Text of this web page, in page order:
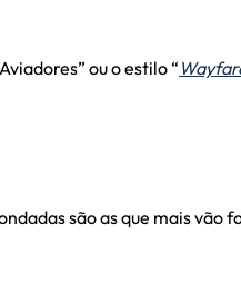
ou o estilo “
são as que mais vão